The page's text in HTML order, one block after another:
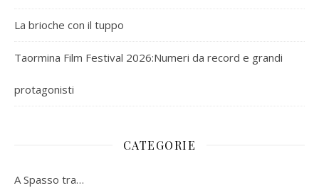
La brioche con il tuppo
Taormina Film Festival 2026:Numeri da record e grandi
protagonisti
CATEGORIE
A Spasso tra…